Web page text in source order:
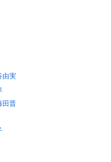
由実
田晋